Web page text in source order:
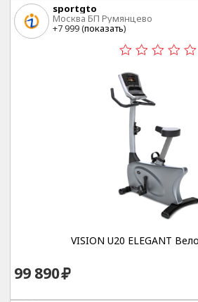
sportgto
Москва БП Румянцево
+7 999 (показать)
VISION U20 ELEGANT
99 890